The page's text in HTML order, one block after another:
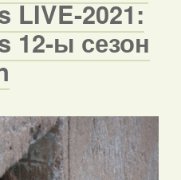
LIVE-2021:
12-ы сезон